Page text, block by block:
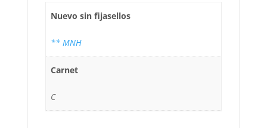
Nuevo sin fijasellos
** MNH
Carnet
C